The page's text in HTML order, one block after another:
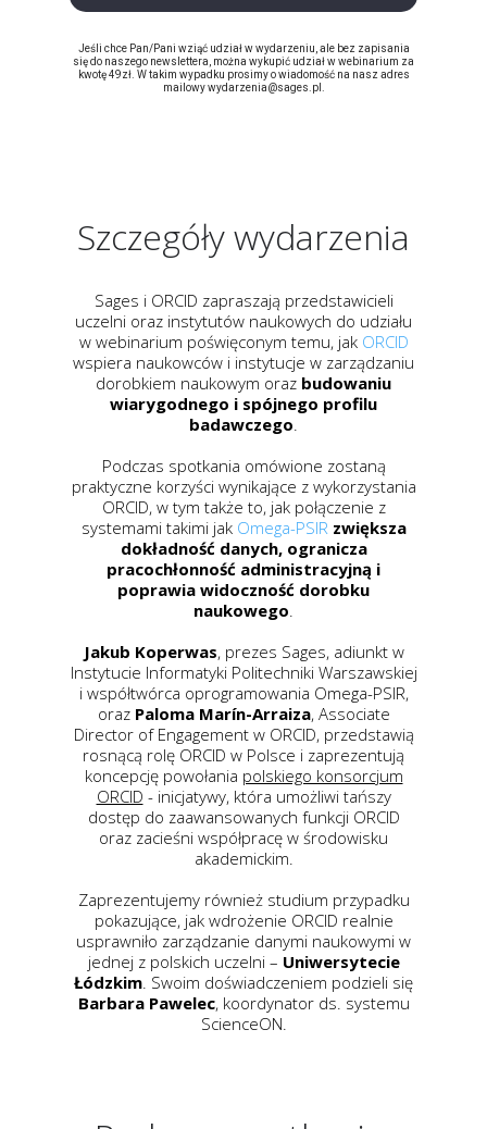
Jeśli chce Pan/Pani wziąć udział w wydarzeniu, ale bez zapisania
się do naszego newslettera, można wykupić udział w webinarium za
kwotę 49zł. W takim wypadku prosimy o wiadomość na nasz adres
mailowy wydarzenia@sages.pl.
Szczegóły wydarzenia
Sages i ORCID zapraszają przedstawicieli
uczelni oraz instytutów naukowych do udziału
w webinarium poświęconym temu, jak ORCID
wspiera naukowców i instytucje w zarządzaniu
dorobkiem naukowym oraz budowaniu
wiarygodnego i spójnego profilu
badawczego
Podczas spotkania omówione zostaną
praktyczne korzyści wynikające z wykorzystania
ORCID, w tym także to, jak połączenie z
systemami takimi jak Omega-PSIR zwiększa
dokładność danych, ogranicza
pracochłonność administracyjną i
poprawia widoczność dorobku
naukowego
Jakub Koperwas, prezes Sages, adiunkt w
Instytucie Informatyki Politechniki Warszawskiej
i współtwórca oprogramowania Omega-PSIR,
oraz Paloma Marín-Arraiza, Associate
Director of Engagement w ORCID, przedstawią
rosnącą rolę ORCID w Polsce i zaprezentują
koncepcję powołania polskiego konsorcjum
ORCID - inicjatywy, która umożliwi tańszy
dostęp do zaawansowanych funkcji ORCID
oraz zacieśni współpracę w środowisku
akademickim.
Zaprezentujemy również studium przypadku
pokazujące, jak wdrożenie ORCID realnie
usprawniło zarządzanie danymi naukowymi w
jednej z polskich uczelni – Uniwersytecie
Łódzkim . Swoim doświadczeniem podzieli się
Barbara Pawelec, koordynator ds. systemu
ScienceON.